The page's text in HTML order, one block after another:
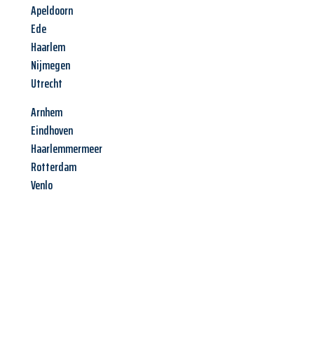
Apeldoorn
Ede
Haarlem
Nijmegen
Utrecht
Arnhem
Eindhoven
Haarlemmermeer
Rotterdam
Venlo